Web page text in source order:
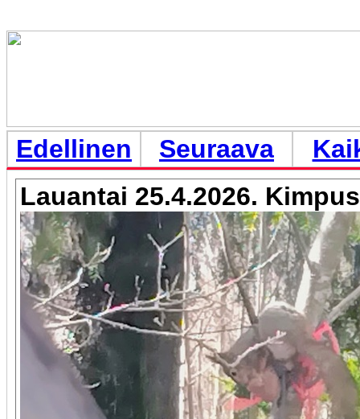
Edellinen Seuraava
Lauantai 25.4.2026.